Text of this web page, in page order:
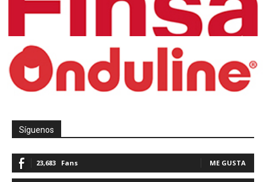
Síguenos
23,683 Fans ME GUSTA